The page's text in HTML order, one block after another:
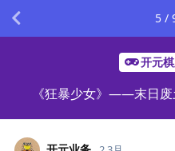
开元
《狂暴少女》——末日
5 /